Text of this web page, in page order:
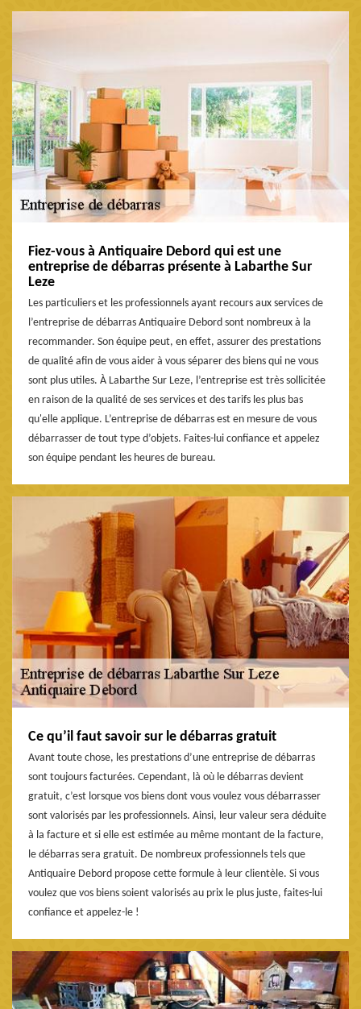
Fiez-vous à Antiquaire Debord qui est une
entreprise de débarras présente à Labarthe Sur
Leze
Les particuliers et les professionnels ayant recours aux services de
l’entreprise de débarras Antiquaire Debord sont nombreux à la
recommander. Son équipe peut, en effet, assurer des prestations
de qualité afin de vous aider à vous séparer des biens qui ne vous
sont plus utiles. À Labarthe Sur Leze, l’entreprise est très sollicitée
en raison de la qualité de ses services et des tarifs les plus bas
qu'elle applique. L’entreprise de débarras est en mesure de vous
débarrasser de tout type d’objets. Faites-lui confiance et appelez
son équipe pendant les heures de bureau.
Ce qu’il faut savoir sur le débarras gratuit
Avant toute chose, les prestations d’une entreprise de débarras
sont toujours facturées. Cependant, là où le débarras devient
gratuit, c’est lorsque vos biens dont vous voulez vous débarrasser
sont valorisés par les professionnels. Ainsi, leur valeur sera déduite
à la facture et si elle est estimée au même montant de la facture,
le débarras sera gratuit. De nombreux professionnels tels que
Antiquaire Debord propose cette formule à leur clientèle. Si vous
voulez que vos biens soient valorisés au prix le plus juste, faites-lui
confiance et appelez-le !